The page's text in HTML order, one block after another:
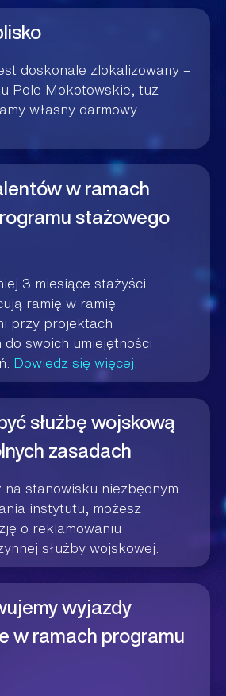
doskonale zlokalizowany –
Pole Mokotowskie, tuż
własny darmowy
w ramach
stażowego
3 miesiące stażyści
ramię w ramię
przy projektach
swoich umiejętności
Dowiedz się więcej.
służbę wojskową
zasadach
stanowisku niezbędnym
instytutu, możesz
o reklamowaniu
służby wojskowej.
wyjazdy
w ramach programu